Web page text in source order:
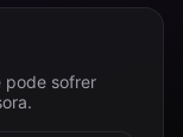
pode sofrer